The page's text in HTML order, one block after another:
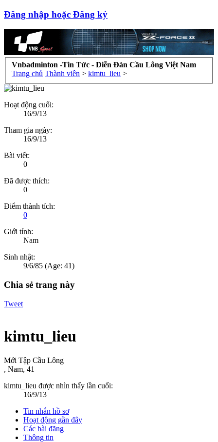
Đăng nhập hoặc Đăng ký
Vnbadminton -Tin Tức - Diễn Đàn Cầu Lông Việt Nam
Trang chủ Thành viên > kimtu_lieu >
Hoạt động cuối:
16/9/13
Tham gia ngày:
16/9/13
Bài viết:
0
Đã được thích:
0
Điểm thành tích:
0
Giới tính:
Nam
Sinh nhật:
9/6/85 (Age: 41)
Chia sẻ trang này
Tweet
kimtu_lieu
Mới Tập Cầu Lông
, Nam, 41
kimtu_lieu được nhìn thấy lần cuối:
16/9/13
Tin nhắn hồ sơ
Hoạt động gần đây
Các bài đăng
Thông tin